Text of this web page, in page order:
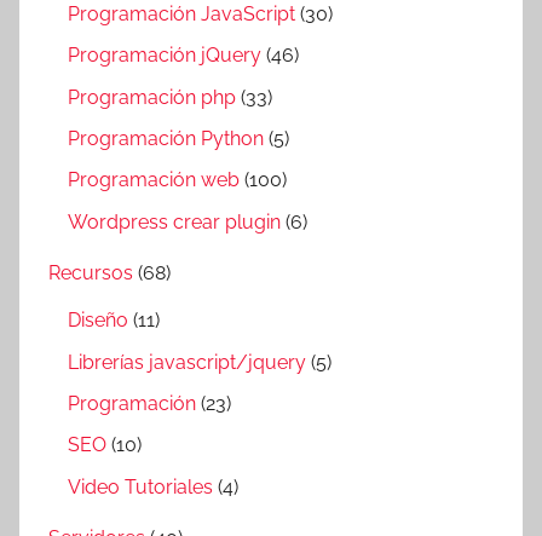
Programación JavaScript (30)
Programación jQuery (46)
Programación php (33)
Programación Python (5)
Programación web (100)
Wordpress crear plugin (6)
Recursos (68)
Diseño (11)
Librerías javascript/jquery (5)
Programación (23)
SEO (10)
Video Tutoriales (4)